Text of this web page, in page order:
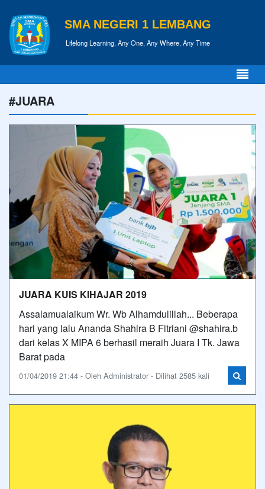
SMA NEGERI 1 LEMBANG
Lifelong Learning, Any One, Any Where, Any Time
#JUARA
JUARA KUIS KIHAJAR 2019
Assalamualaikum Wr. Wb Alhamdulillah... Beberapa
hari yang lalu Ananda Shahira B Fitriani @shahira.b
dari kelas X MIPA 6 berhasil meraih Juara I Tk. Jawa
Barat pada
01/04/2019 21:44 - Oleh Administrator - Dilihat 2585 kali